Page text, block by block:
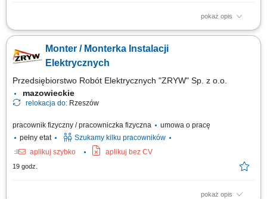
pokaż opis
Montaż instalacji elektrycznych zgodnie z dokumentacją techniczną.
zespołem podczas realizacji inwestycji.
Monter / Monterka Instalacji
Elektrycznych
Przedsiębiorstwo Robót Elektrycznych "ZRYW" Sp. z o.o.
mazowieckie
relokacja do: Rzeszów
pracownik fizyczny / pracowniczka fizyczna
umowa o pracę
pełny etat
Szukamy kilku pracowników
aplikuj szybko
aplikuj bez CV
19 godz.
pokaż opis